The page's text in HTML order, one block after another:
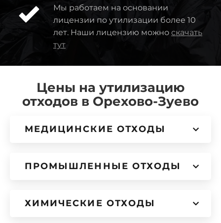
Мы работаем на основании
лицензии по утилизации более 10
лет. Наши лицензию можно скачать
тут
Цены на утилизацию
отходов в Орехово-Зуево
МЕДИЦИНСКИЕ ОТХОДЫ
ПРОМЫШЛЕННЫЕ ОТХОДЫ
ХИМИЧЕСКИЕ ОТХОДЫ